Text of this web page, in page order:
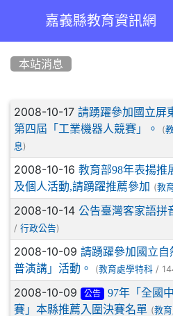
嘉義縣教育資訊網
本站消息
文章列表
2008-10-17 請踴躍參加國立屏
第四屆「工業機器人競賽」。
(
息 )
2008-10-16 教育部98年表揚推
及個人活動,請踴躍推薦參加 (教
2008-10-14 公告臺灣客家語拼
/ 行政公告)
2008-10-09 請踴躍參加國立
普演講」活動。
(教育處學特科 /
2008-10-09 公告
97年「全國
賽」本縣推薦入圍決賽名單 (教